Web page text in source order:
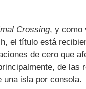
Crossing, y como
el título está
de cero que
de las
una isla por consola.